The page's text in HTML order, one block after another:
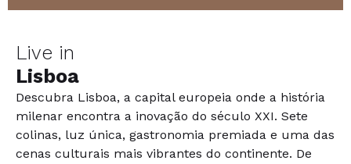
Live in
Lisboa
Descubra Lisboa, a capital europeia onde a história
milenar encontra a inovação do século XXI. Sete
colinas, luz única, gastronomia premiada e uma das
cenas culturais mais vibrantes do continente. De